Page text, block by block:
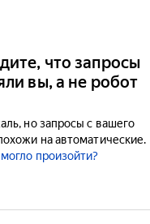
что запросы
вы, а не робот
но запросы с вашего
на автоматические.
произойти?